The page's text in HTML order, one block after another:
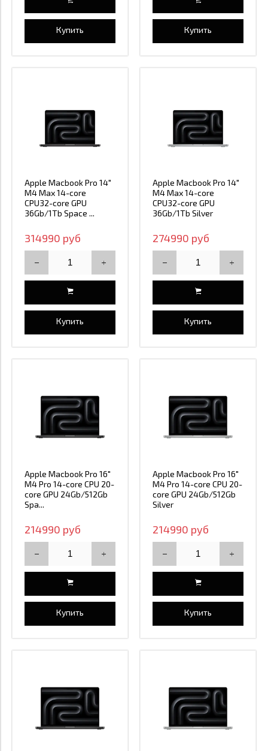
Купить Купить
Apple Macbook Pro 14"
M4 Max 14-core
CPU32-core GPU
36Gb/1Tb Space ...
314990 руб
Купить
Apple Macbook Pro 14"
M4 Max 14-core
CPU32-core GPU
36Gb/1Tb Silver
274990 руб
Купить
Apple Macbook Pro 16"
M4 Pro 14-core CPU 20-
core GPU 24Gb/512Gb
Spa...
214990 руб
Купить
Apple Macbook Pro 16"
M4 Pro 14-core CPU 20-
core GPU 24Gb/512Gb
Silver
214990 руб
Купить